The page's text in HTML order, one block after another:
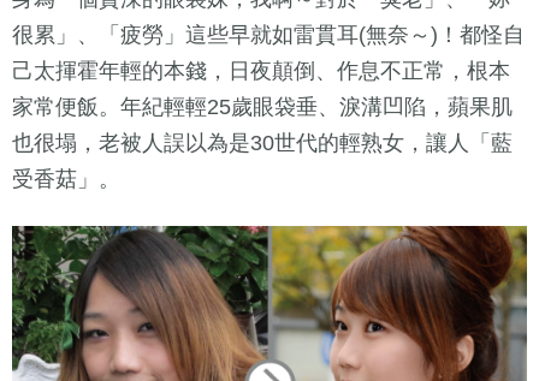
很累」、「疲勞」這些早就如雷貫耳(無奈～)！都怪自
己太揮霍年輕的本錢，日夜顛倒、作息不正常，根本
家常便飯。年紀輕輕25歲眼袋垂、淚溝凹陷，蘋果肌
也很塌，老被人誤以為是30世代的輕熟女，讓人「藍
受香菇」。